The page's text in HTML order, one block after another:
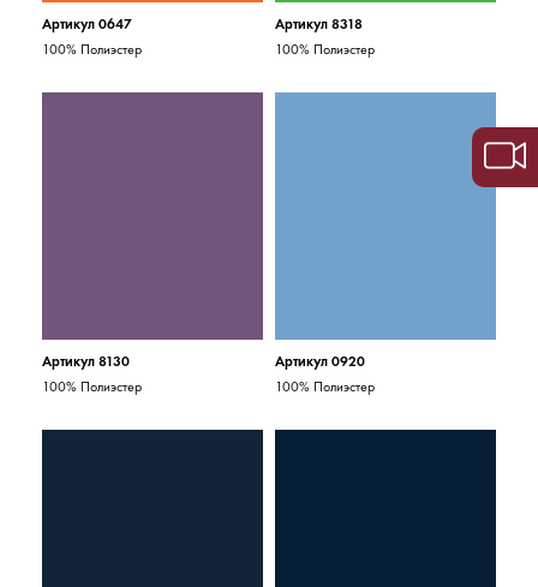
Артикул 0647
100% Полиэстер
Артикул 8318
100% Полиэстер
Артикул 8130
100% Полиэстер
Артикул 0920
100% Полиэстер